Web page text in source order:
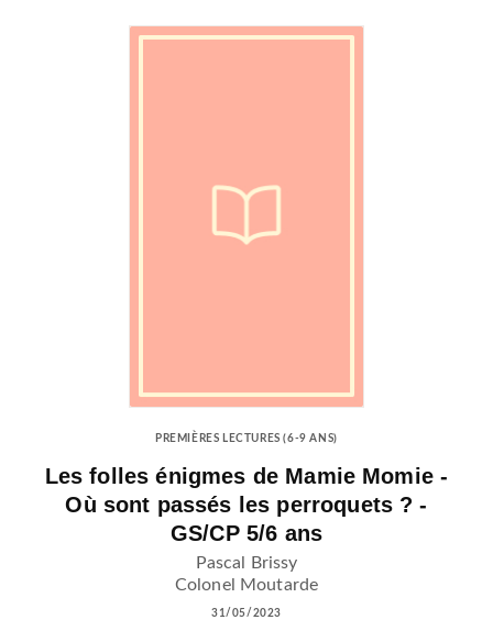
PREMIÈRES LECTURES (6-9 ANS)
Les folles énigmes de Mamie Momie -
Où sont passés les perroquets ? -
GS/CP 5/6 ans
Pascal Brissy
Colonel Moutarde
31/05/2023